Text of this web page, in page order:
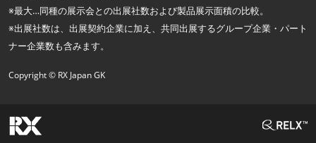
※最大…同種の展示会との出展社数および製品展示面積の比較。
※出展社数は、出展契約企業に加え、共同出展するグループ企業・パート
ナー企業数も含みます。
Copyright © RX Japan GK